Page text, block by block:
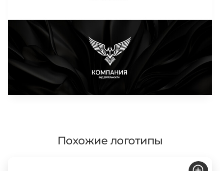
Похожие логотипы